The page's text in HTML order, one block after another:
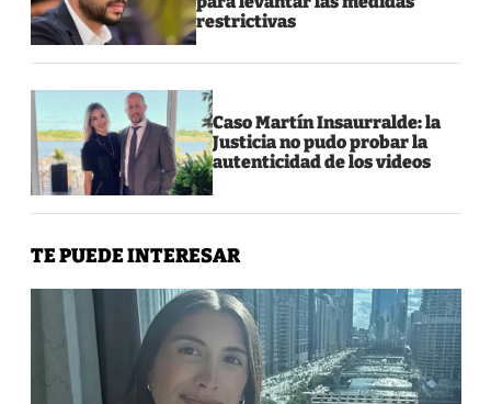
restrictivas
Caso Martín Insaurralde: la
Justicia no pudo probar la
autenticidad de los videos
TE PUEDE INTERESAR